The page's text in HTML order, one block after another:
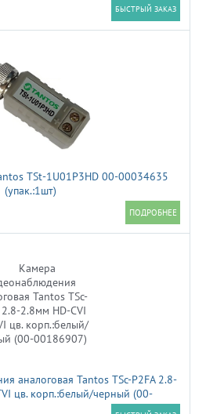
БЫСТРЫЙ ЗАКАЗ
TSt-1U01P3HD 00-00034635
(упак.:1шт)
аналоговая Tantos TSc-P2FA 2.8-
цв. корп.:белый/черный (00-